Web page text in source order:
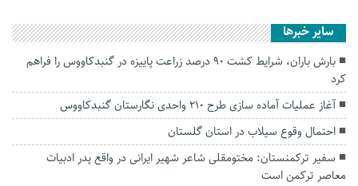
سایر خبرها
بارش باران، شرایط کشت ۹۰ درصد زراعت پاییزه در گنبدکاووس را فراهم
کرد
آغاز عملیات آماده سازی طرح ۲۱۰ واحدی نگارستان گنبدکاووس
احتمال وقوع سیلاب در استان گلستان
سفیر ترکمنستان: مختومقلی شاعر شهیر ایرانی در واقع پدر ادبیات
معاصر ترکمن است